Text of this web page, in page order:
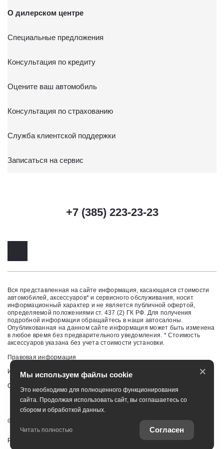
письменного заявления Обществу заказным почтовым
Московская обл., г. о. Мытищи, п. Вёшки, МКАД 84-й км,
О дилерском центре
Специальные предложения
Консультация по кредиту
Оцените ваш автомобиль
Консультация по страхованию
Служба клиентской поддержки
Записаться на сервис
+7 (385) 223-23-23
Вся представленная на сайте информация, касающаяся стоимости
автомобилей, аксессуаров* и сервисного обслуживания, носит
информационный характер и не является публичной офертой,
определяемой положениями ст. 437 (2) ГК РФ. Для получения
подробной информации обращайтесь в наши автосалоны.
Опубликованная на данном сайте информация может быть изменена
в любое время без предварительного уведомления. * Стоимость
аксессуаров указана без учета стоимости установки.
Правовая информация
Изменить настройку cookies
Сбросить cookie
©
Работает на технологиях
Мы используем файлы cookie
Это необходимо для полноценного функционирования
сайта. Продолжая использовать сайт, вы соглашаетесь со
сбором и обработкой данных.
Читать полностью Согласен
×